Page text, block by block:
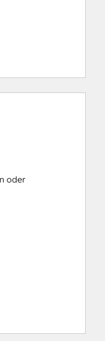
oder